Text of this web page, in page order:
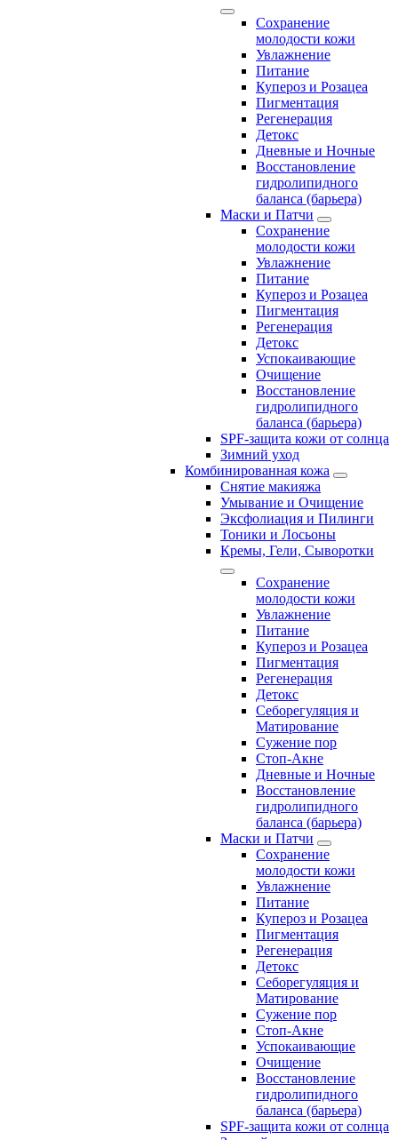
Сохранение
молодости кожи
Увлажнение
Питание
Купероз и Розацеа
Пигментация
Регенерация
Детокс
Дневные и Ночные
Восстановление
гидролипидного
баланса (барьера)
Маски и Патчи
Сохранение
молодости кожи
Увлажнение
Питание
Купероз и Розацеа
Пигментация
Регенерация
Детокс
Успокаивающие
Очищение
Восстановление
гидролипидного
баланса (барьера)
SPF-защита кожи от солнца
Зимний уход
Комбинированная кожа
Снятие макияжа
Умывание и Очищение
Эксфолиация и Пилинги
Тоники и Лосьоны
Кремы, Гели, Сыворотки
Сохранение
молодости кожи
Увлажнение
Питание
Купероз и Розацеа
Пигментация
Регенерация
Детокс
Себорегуляция и
Матирование
Сужение пор
Стоп-Акне
Дневные и Ночные
Восстановление
гидролипидного
баланса (барьера)
Маски и Патчи
Сохранение
молодости кожи
Увлажнение
Питание
Купероз и Розацеа
Пигментация
Регенерация
Детокс
Себорегуляция и
Матирование
Сужение пор
Стоп-Акне
Успокаивающие
Очищение
Восстановление
гидролипидного
баланса (барьера)
SPF-защита кожи от солнца